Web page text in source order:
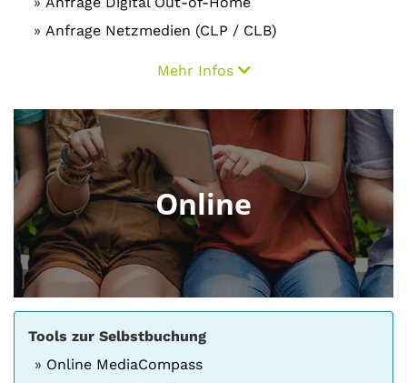
Anfrage Netzmedien (CLP / CLB)
Mehr Infos
Online
Tools zur Selbstbuchung
Online MediaCompass